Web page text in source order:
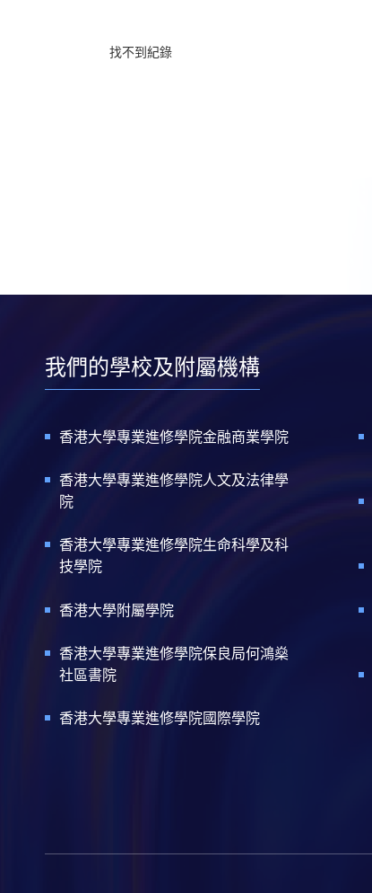
找不到紀錄
我們的學校及附屬機構
香港大學專業進修學院金融商業學院
香港大學專業進修學院人文及法律學
院
香港大學專業進修學院生命科學及科
技學院
香港大學附屬學院
香港大學專業進修學院保良局何鴻燊
社區書院
香港大學專業進修學院國際學院